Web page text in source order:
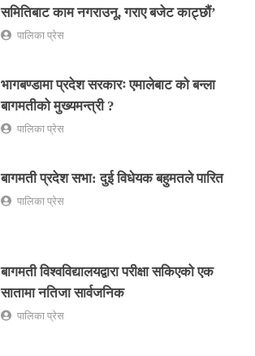
समितिबाट काम नगराउनू, गराए बजेट काट्छौं’
पालिका प्रेस
भागबण्डामा प्रदेश सरकारः एमालेबाट को बन्ला
बागमतीको मुख्यमन्त्री ?
पालिका प्रेस
बागमती प्रदेश सभा: दुई विधेयक बहुमतले पारित
पालिका प्रेस
बागमती विश्वविद्यालयद्वारा परीक्षा सकिएको एक
सातामा नतिजा सार्वजनिक
पालिका प्रेस